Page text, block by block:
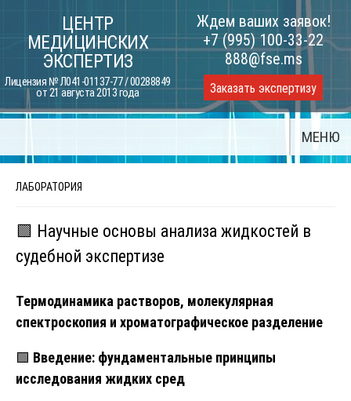
content
ЦЕНТР
МЕДИЦИНСКИХ
ЭКСПЕРТИЗ
Лицензия № Л041-01137-77 / 00288849
от 21 августа 2013 года
Ждем ваших заявок!
+7 (995) 100-33-22
888@fse.ms
Заказать экспертизу
МЕНЮ
ЛАБОРАТОРИЯ
🟩 Научные основы анализа жидкостей в
судебной экспертизе
Термодинамика растворов, молекулярная
спектроскопия и хроматографическое разделение
🟩 Введение: фундаментальные принципы
исследования жидких сред